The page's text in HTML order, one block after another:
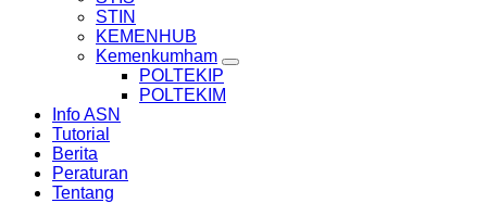
STIN
KEMENHUB
Kemenkumham
POLTEKIP
POLTEKIM
Info ASN
Tutorial
Berita
Peraturan
Tentang